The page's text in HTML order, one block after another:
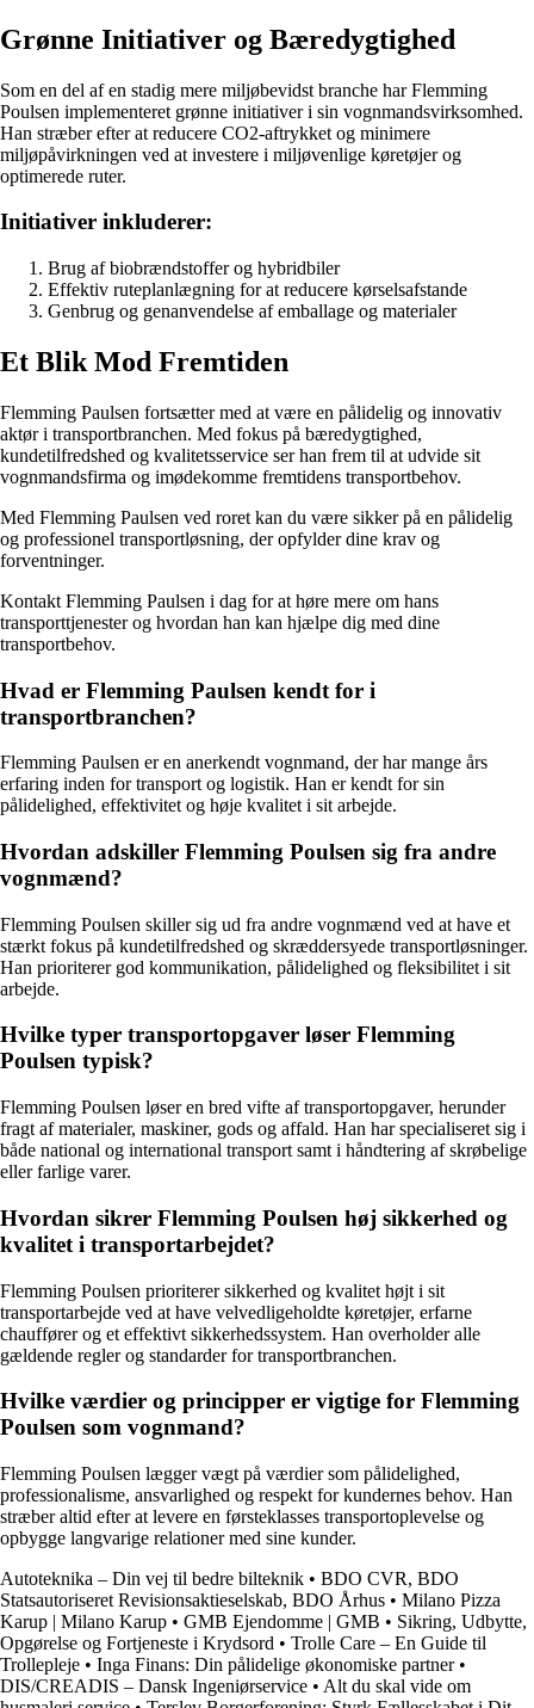
Grønne Initiativer og Bæredygtighed
Som en del af en stadig mere miljøbevidst branche har Flemming
Poulsen implementeret grønne initiativer i sin vognmandsvirksomhed.
Han stræber efter at reducere CO2-aftrykket og minimere
miljøpåvirkningen ved at investere i miljøvenlige køretøjer og
optimerede ruter.
Initiativer inkluderer:
Brug af biobrændstoffer og hybridbiler
Effektiv ruteplanlægning for at reducere kørselsafstande
Genbrug og genanvendelse af emballage og materialer
Et Blik Mod Fremtiden
Flemming Paulsen fortsætter med at være en pålidelig og innovativ
aktør i transportbranchen. Med fokus på bæredygtighed,
kundetilfredshed og kvalitetsservice ser han frem til at udvide sit
vognmandsfirma og imødekomme fremtidens transportbehov.
Med Flemming Paulsen ved roret kan du være sikker på en pålidelig
og professionel transportløsning, der opfylder dine krav og
forventninger.
Kontakt Flemming Paulsen i dag for at høre mere om hans
transporttjenester og hvordan han kan hjælpe dig med dine
transportbehov.
Hvad er Flemming Paulsen kendt for i
transportbranchen?
Flemming Paulsen er en anerkendt vognmand, der har mange års
erfaring inden for transport og logistik. Han er kendt for sin
pålidelighed, effektivitet og høje kvalitet i sit arbejde.
Hvordan adskiller Flemming Poulsen sig fra andre
vognmænd?
Flemming Poulsen skiller sig ud fra andre vognmænd ved at have et
stærkt fokus på kundetilfredshed og skræddersyede transportløsninger.
Han prioriterer god kommunikation, pålidelighed og fleksibilitet i sit
arbejde.
Hvilke typer transportopgaver løser Flemming
Poulsen typisk?
Flemming Poulsen løser en bred vifte af transportopgaver, herunder
fragt af materialer, maskiner, gods og affald. Han har specialiseret sig i
både national og international transport samt i håndtering af skrøbelige
eller farlige varer.
Hvordan sikrer Flemming Poulsen høj sikkerhed og
kvalitet i transportarbejdet?
Flemming Poulsen prioriterer sikkerhed og kvalitet højt i sit
transportarbejde ved at have velvedligeholdte køretøjer, erfarne
chauffører og et effektivt sikkerhedssystem. Han overholder alle
gældende regler og standarder for transportbranchen.
Hvilke værdier og principper er vigtige for Flemming
Poulsen som vognmand?
Flemming Poulsen lægger vægt på værdier som pålidelighed,
professionalisme, ansvarlighed og respekt for kundernes behov. Han
stræber altid efter at levere en førsteklasses transportoplevelse og
opbygge langvarige relationer med sine kunder.
Autoteknika – Din vej til bedre bilteknik • BDO CVR, BDO
Statsautoriseret Revisionsaktieselskab, BDO Århus • Milano Pizza
Karup | Milano Karup • GMB Ejendomme | GMB • Sikring, Udbytte,
Opgørelse og Fortjeneste i Krydsord • Trolle Care – En Guide til
Trollepleje • Inga Finans: Din pålidelige økonomiske partner•
DIS/CREADIS – Dansk Ingeniørservice • Alt du skal vide om